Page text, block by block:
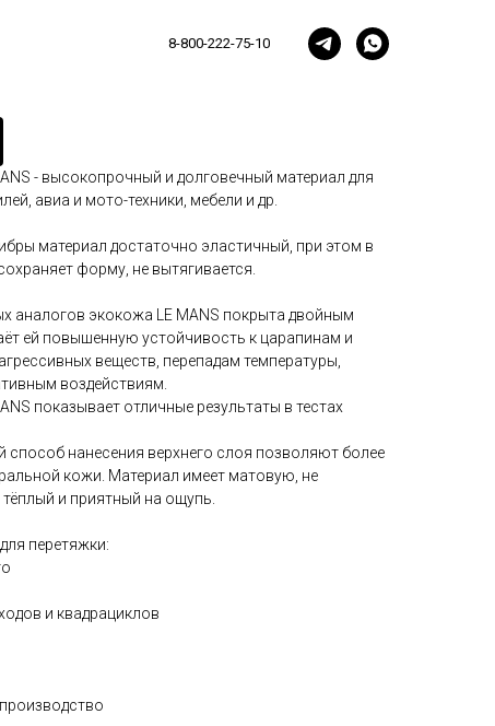
8-800-222-75-10
- высокопрочный и долговечный материал для
авиа и мото-техники, мебели и др.
материал достаточно эластичный, при этом в
форму, не вытягивается.
аналогов экокожа LE MANS покрыта двойным
ей повышенную устойчивость к царапинам и
веществ, перепадам температуры,
воздействиям.
показывает отличные результаты в тестах
нанесения верхнего слоя позволяют более
кожи. Материал имеет матовую, не
и приятный на ощупь.
перетяжки:
и квадрациклов